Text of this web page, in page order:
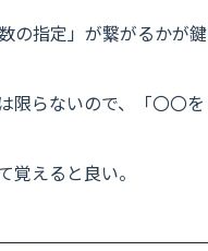
の指定」が繋がるかが鍵
限らないので、「〇〇を
覚えると良い。